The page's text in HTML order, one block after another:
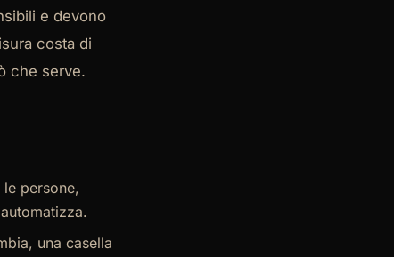
e devono
costa di
che serve.
persone,
una casella